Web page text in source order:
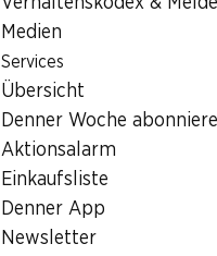
Medien
Services
Übersicht
Denner Woche
Aktionsalarm
Einkaufsliste
Denner App
Newsletter
30%